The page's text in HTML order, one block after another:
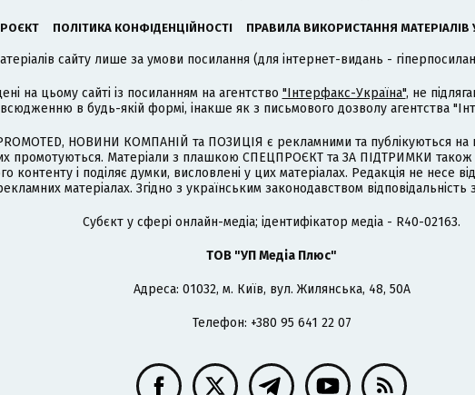
ПОЛІТИКА КОНФІДЕНЦІЙНОСТІ ПРАВИЛА ВИКОРИСТАННЯ МАТЕРІАЛІВ
сайту лише за умови посилання (для інтернет-видань -
на цьому сайті із посиланням на агентство "Інтерфакс-Україна", не
в будь-якій формі, інакше як з письмового дозволу агентства
НОВИНИ КОМПАНІЙ та ПОЗИЦІЯ є рекламними та публікуються на
промотуються. Матеріали з плашкою СПЕЦПРОЄКТ та ЗА ПІДТРИМКИ
контенту і поділяє думки, висловлені у цих матеріалах. Редакція не несе
матеріалах. Згідно з українським законодавством
Cубєкт у сфері онлайн-медіа; ідентифікатор медіа - R40-02163.
ТОВ "УП Медіа Плюс"
Адреса: 01032, м. Київ, вул. Жилянська, 48, 50А
Телефон: +380 95 641 22 07